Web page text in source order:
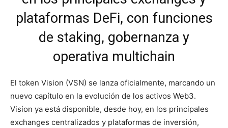
plataformas DeFi, con funciones
de staking, gobernanza y
operativa multichain
El token Vision (VSN) se lanza oficialmente, marcando un
nuevo capítulo en la evolución de los activos Web3.
Vision ya está disponible, desde hoy, en los principales
exchanges centralizados y plataformas de inversión,